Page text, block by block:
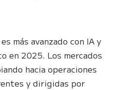
más avanzado con IA y
en 2025. Los mercados
hacia operaciones
y dirigidas por